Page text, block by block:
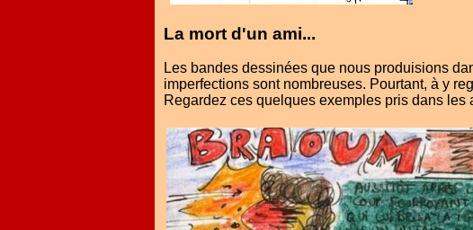
La mort d'un ami...
Les bandes dessinées que nous produisions
imperfections sont nombreuses. Pourtant, à y
Regardez ces quelques exemples pris dans les